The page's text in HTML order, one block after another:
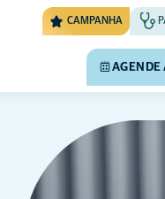
CAMPANHA
AGENDE